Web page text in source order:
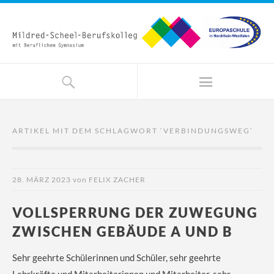
ARTIKEL MIT DEM SCHLAGWORT ‘ VERBINDUNGSWEG ’
28. MÄRZ 2023 von FELIX ZACHER
VOLLSPERRUNG DER ZUWEGUNG
ZWISCHEN GEBÄUDE A UND B
Sehr geehrte Schülerinnen und Schüler, sehr geehrte